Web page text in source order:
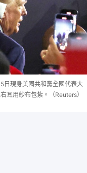
日現身美國共和黨全國代表大
用紗布包紮。（Reuters）